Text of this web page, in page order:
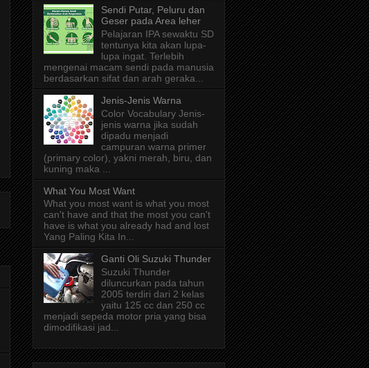
Sendi Putar, Peluru dan
Geser pada Area leher
Pelajaran IPA sewaktu SD
tentunya kita akan lupa-
lupa ingat. Terlebih
mengenai macam sendi pada manusia
berdasarkan sifat dan arah geraka...
Jenis-Jenis Warna
Color Vocabulary Jenis-
jenis warna jika sudah
dipadu menjadi
campuran warna primer
(primary color), yakni merah, biru, dan
kuning maka ...
What You Most Want
What you most want is what you most
can't have and that the most you can't
have is what you already had and lost
Yang Paling Kita In...
Ganti Oli Suzuki Thunder
Suzuki Thunder
diluncurkan pada tahun
2005 terdiri dari 2 kelas
yaitu 125 cc dan 250 cc
menjadi sepeda motor pria yang bisa
dimodifikasi jad...